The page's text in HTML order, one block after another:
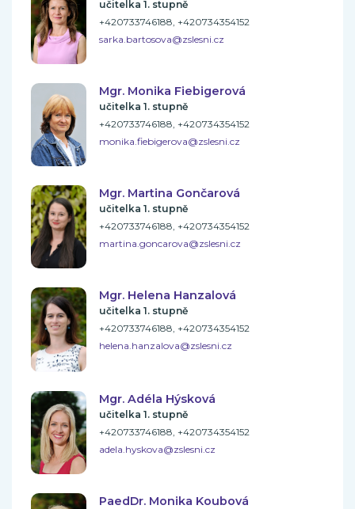
učitelka 1. stupně
+420733746188, +420734354152
sarka.bartosova@zslesni.cz
Mgr. Monika Fiebigerová
učitelka 1. stupně
+420733746188, +420734354152
monika.fiebigerova@zslesni.cz
Mgr. Martina Gončarová
učitelka 1. stupně
+420733746188, +420734354152
martina.goncarova@zslesni.cz
Mgr. Helena Hanzalová
učitelka 1. stupně
+420733746188, +420734354152
helena.hanzalova@zslesni.cz
Mgr. Adéla Hýsková
učitelka 1. stupně
+420733746188, +420734354152
adela.hyskova@zslesni.cz
PaedDr. Monika Koubová